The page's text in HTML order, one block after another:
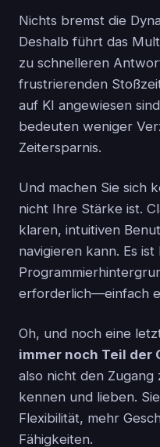
Nichts bremst die
Deshalb führt das
zu schnelleren
frustrierenden
auf KI angewiesen
bedeuten weniger
Zeitersparnis.
Und machen Sie sich
nicht Ihre Stärke ist.
klaren, intuitiven
navigieren kann. Es ist
erforderlich—einfach
Oh, und noch eine
immer noch Teil der
also nicht den Zugang
kennen und lieben.
Flexibilität, mehr
Fähigkeiten.